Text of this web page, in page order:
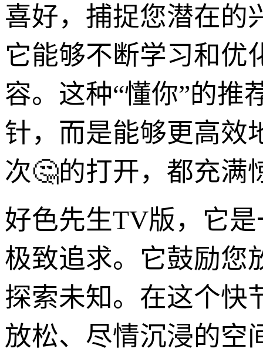
喜好，捕捉您潜在的
它能够不断学习和优
容。这种“懂你”的推
针，而是能够更高效
次🤔的打开，都充满
好色先生TV版，它
极致追求。它鼓励您
探索未知。在这个快
放松、尽情沉浸的空